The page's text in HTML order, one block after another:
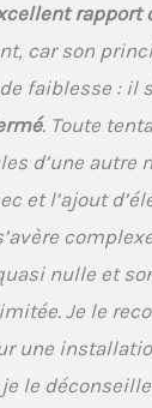
rapport
car son
faiblesse : il
. Toute
d’une autre
et l’ajout
nulle et
Je le
une
le